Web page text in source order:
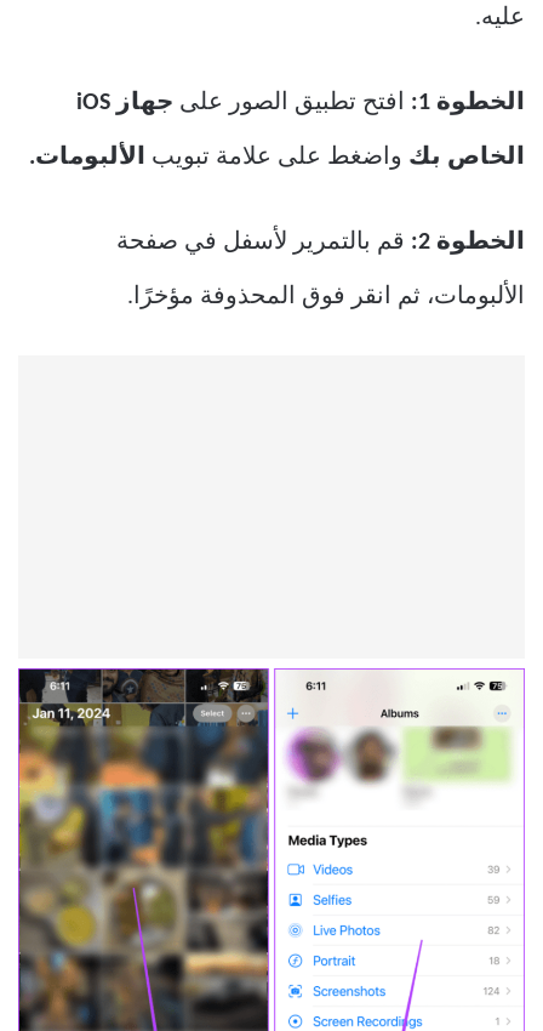
عليه.
الخطوة 1: افتح تطبيق الصور على جهاز iOS
الخاص بك واضغط على علامة تبويب الألبومات.
الخطوة 2: قم بالتمرير لأسفل في صفحة
الألبومات، ثم انقر فوق المحذوفة مؤخرًا.